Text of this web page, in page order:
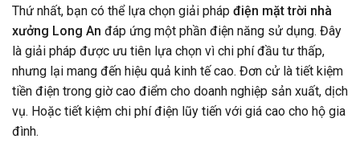
Thứ nhất, bạn có thể lựa chọn giải pháp điện mặt trời nhà
xưởng Long An đáp ứng một phần điện năng sử dụng. Đây
là giải pháp được ưu tiên lựa chọn vì chi phí đầu tư thấp,
nhưng lại mang đến hiệu quả kinh tế cao. Đơn cử là tiết kiệm
tiền điện trong giờ cao điểm cho doanh nghiệp sản xuất, dịch
vụ. Hoặc tiết kiệm chi phí điện lũy tiến với giá cao cho hộ gia
đình.